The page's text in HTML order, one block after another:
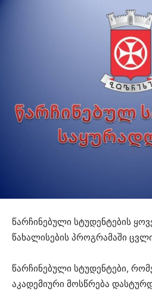
წარჩინებული სტუდენტების
წახალისების პროგრამაში
წარჩინებული სტუდენტები,
აკადემიური მოსწრება